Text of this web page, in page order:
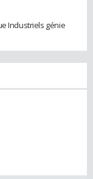
Industriels génie